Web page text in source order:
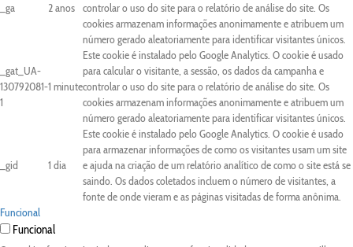
_ga 2 anos controlar o uso do site para o relatório de análise do site. Os
cookies armazenam informações anonimamente e atribuem um
número gerado aleatoriamente para identificar visitantes únicos.
_gat_UA-
130792081-
1
1 minute
Este cookie é instalado pelo Google Analytics. O cookie é usado
para calcular o visitante, a sessão, os dados da campanha e
controlar o uso do site para o relatório de análise do site. Os
cookies armazenam informações anonimamente e atribuem um
número gerado aleatoriamente para identificar visitantes únicos.
_gid 1 dia
Este cookie é instalado pelo Google Analytics. O cookie é usado
para armazenar informações de como os visitantes usam um site
e ajuda na criação de um relatório analítico de como o site está se
saindo. Os dados coletados incluem o número de visitantes, a
fonte de onde vieram e as páginas visitadas de forma anônima.
Funcional
Funcional